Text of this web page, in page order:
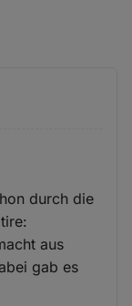
durch die
aus
gab es